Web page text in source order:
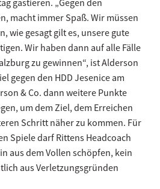
macht immer Spaß. Wir müssen
wie gesagt gilt es, unsere gute
Wir haben dann auf alle Fälle
zu gewinnen“, ist Alderson
gegen den HDD Jesenice am
& Co. dann weitere Punkte
um dem Ziel, dem Erreichen
Schritt näher zu kommen. Für
Spiele darf Rittens Headcoach
aus dem Vollen schöpfen, kein
aus Verletzungsgründen